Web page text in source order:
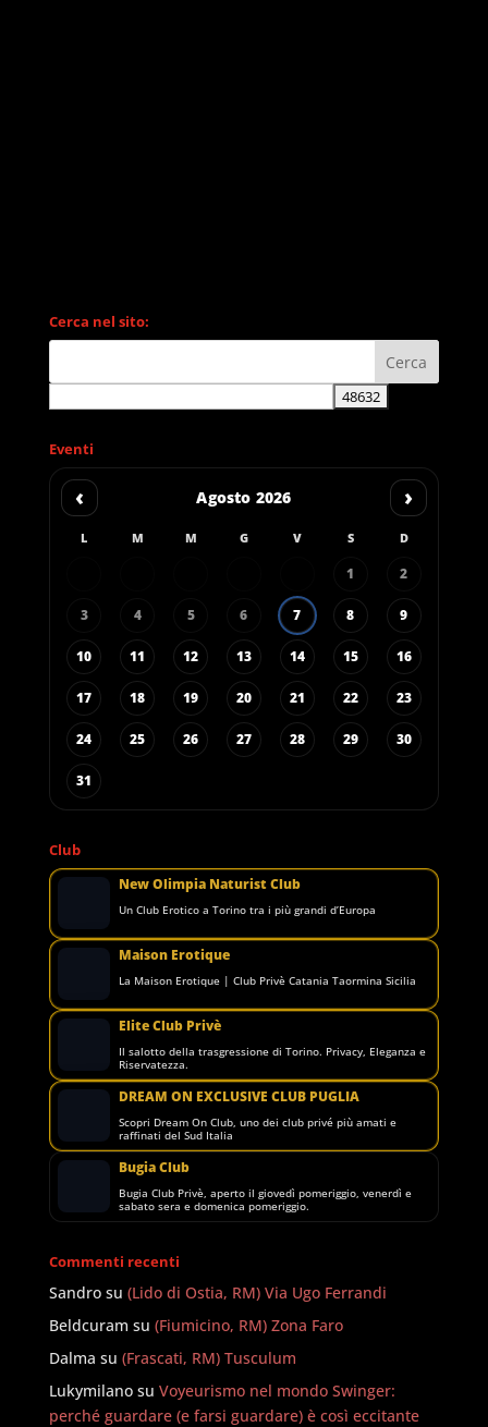
Cerca nel sito:
Eventi
‹ Agosto 2026 ›
L M M G V S D
1 2
3 4 5 6 7 8 9
10 11 12 13 14 15 16
17 18 19 20 21 22 23
24 25 26 27 28 29 30
31
Club
New Olimpia Naturist Club
Un Club Erotico a Torino tra i più grandi d’Europa
Maison Erotique
La Maison Erotique | Club Privè Catania Taormina Sicilia
Elite Club Privè
Il salotto della trasgressione di Torino. Privacy, Eleganza e
Riservatezza.
DREAM ON EXCLUSIVE CLUB PUGLIA
Scopri Dream On Club, uno dei club privé più amati e
raffinati del Sud Italia
Bugia Club
Bugia Club Privè, aperto il giovedì pomeriggio, venerdì e
sabato sera e domenica pomeriggio.
Commenti recenti
Sandrosu (Lido di Ostia, RM) Via Ugo Ferrandi
Beldcuram su (Fiumicino, RM) Zona Faro
Dalma su (Frascati, RM) Tusculum
Lukymilanosu Voyeurismo nel mondo Swinger:
perché guardare (e farsi guardare) è così eccitante